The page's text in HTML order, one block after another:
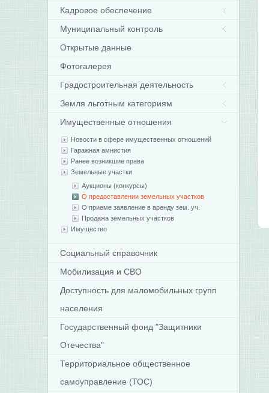
Кадровое обеспечение
Муниципальный контроль
Открытые данные
Фотогалерея
Градостроительная деятельность
Земля льготным категориям
Имущественные отношения
Новости в сфере имущественных отношений
Гаражная амнистия
Ранее возникшие права
Земельные участки
Аукционы (конкурсы)
О предоставлении земельных участков
О приеме заявление в аренду зем. уч.
Продажа земельных участков
Имущество
Социальный справочник
Мобилизация и СВО
Доступность для маломобильных групп
населения
Государственный фонд "Защитники
Отечества"
Территориальное общественное
самоуправление (ТОС)